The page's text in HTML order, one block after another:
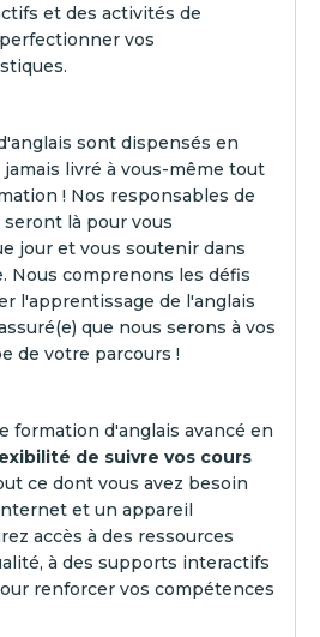
et des activités de
vos
sont dispensés en
livré à vous-même tout
! Nos responsables de
là pour vous
jour et vous soutenir dans
Nous comprenons les défis
l'apprentissage de l'anglais
que nous serons à vos
de votre parcours !
formation d'anglais avancé en
de suivre vos cours
ce dont vous avez besoin
et un appareil
accès à des ressources
à des supports interactifs
renforcer vos compétences